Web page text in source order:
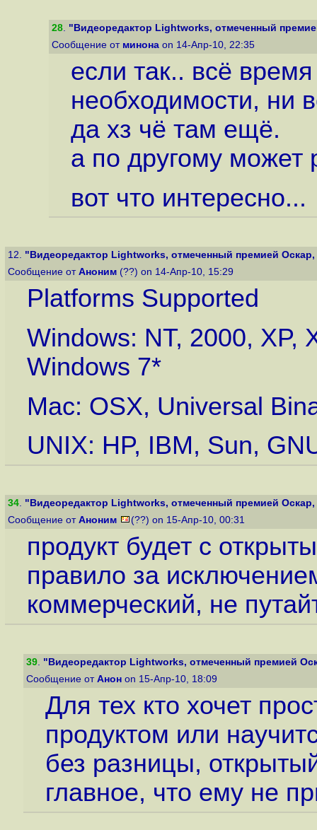
28. "Видеоредактор Lightworks, отмеченный
Сообщение от минона on 14-Апр-10, 22:35
если так.. всё
необходимости, ни
да хз чё там ещё.
а по другому может
вот что интересно...
12. "Видеоредактор Lightworks, отмеченный премией Оскар,
Сообщение от Аноним (??) on 14-Апр-10, 15:29
Platforms Supported
Windows: NT, 2000, XP,
Windows 7*
Mac: OSX, Universal
UNIX: HP, IBM, Sun,
34. "Видеоредактор Lightworks, отмеченный премией Оскар,
Сообщение от Аноним (??) on 15-Апр-10, 00:31
продукт будет с
правило за
коммерческий, не
39. "Видеоредактор Lightworks, отмеченный премией
Сообщение от Анон on 15-Апр-10, 18:09
Для тех кто хочет
продуктом или
без разницы,
главное, что ему не